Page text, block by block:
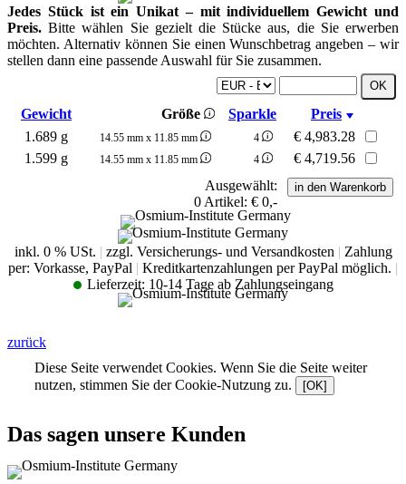
Jedes Stück ist ein Unikat – mit individuellem Gewicht und
Preis. Bitte wählen Sie gezielt die Stücke aus, die Sie erwerben
möchten. Alternativ können Sie einen Wunschbetrag angeben – wir
stellen dann eine passende Auswahl für Sie zusammen.
Gewicht Größe Sparkle
Preis
1.689 g
14.55 mm x 11.85 mm 4 € 4,983.28
1.599 g
14.55 mm x 11.85 mm 4 € 4,719.56
Ausgewählt:
0 Artikel: € 0,-
inkl. 0 % USt. | zzgl. Versicherungs- und Versandkosten | Zahlung
per: Vorkasse, PayPal | Kreditkartenzahlungen per PayPal möglich. |
Lieferzeit: 10-14 Tage ab Zahlungseingang
zurück
Diese Seite verwendet Cookies. Wenn Sie die Seite weiter
nutzen, stimmen Sie der Cookie-Nutzung zu.
[OK]
Das sagen unsere Kunden